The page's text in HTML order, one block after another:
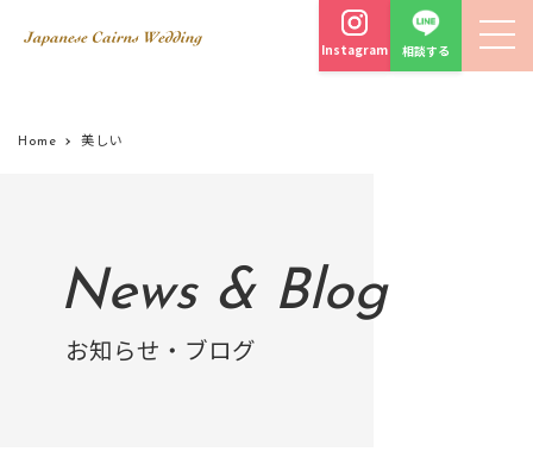
Instagram 相談する
Home 美しい
News & Blog
お知らせ・ブログ